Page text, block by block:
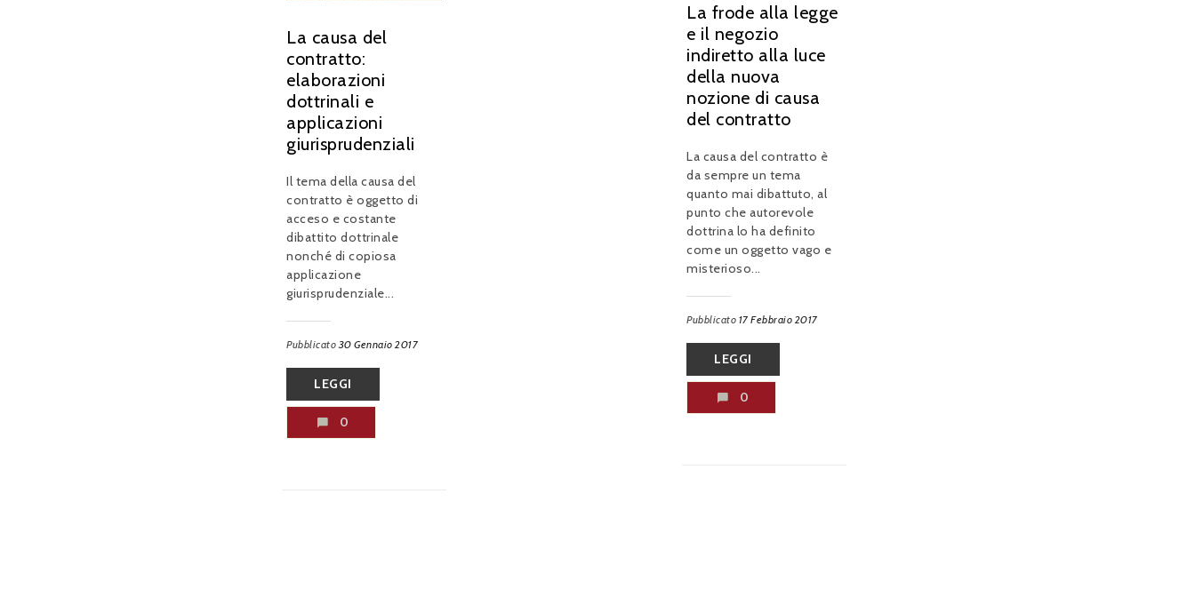
La frode alla legge
e il negozio
indiretto alla luce
della nuova
nozione di causa
del contratto
La causa del contratto è
da sempre un tema
quanto mai dibattuto, al
punto che autorevole
dottrina lo ha definito
come un oggetto vago e
misterioso...
Pubblicato 17 Febbraio 2017
LEGGI
0
La causa del
contratto:
elaborazioni
dottrinali e
applicazioni
giurisprudenziali
Il tema della causa del
contratto è oggetto di
acceso e costante
dibattito dottrinale
nonché di copiosa
applicazione
giurisprudenziale...
Pubblicato30 Gennaio 2017
LEGGI
0